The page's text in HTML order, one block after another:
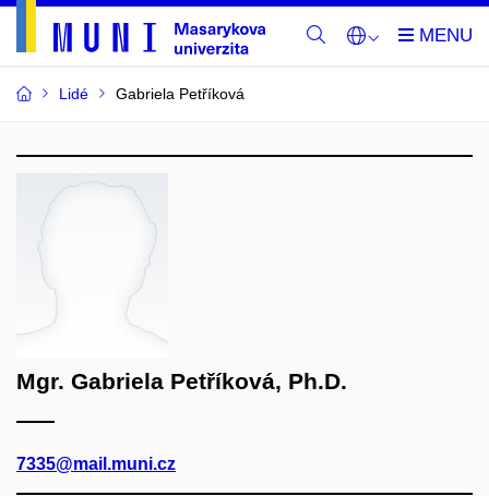
Lidé Gabriela Petříková
Mgr. Gabriela Petříková, Ph.D.
7335@mail.muni.cz